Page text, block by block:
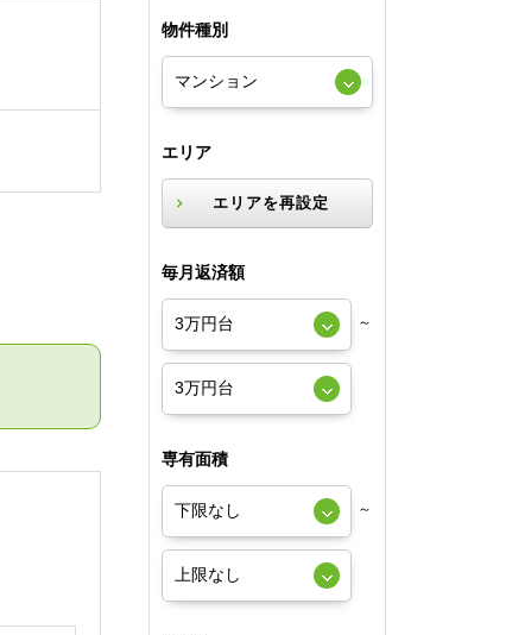
物件種別
エリア
エリアを再設定
毎月返済額
～
専有面積
～